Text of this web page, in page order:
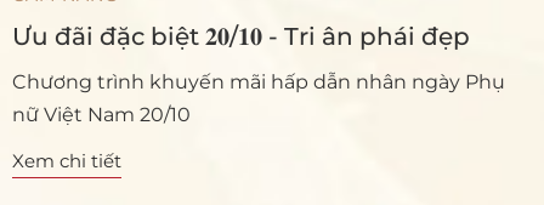
Ưu đãi đặc biệt 𝟐𝟎/𝟏𝟎 - Tri ân phái đẹp
Chương trình khuyến mãi hấp dẫn nhân ngày Phụ
nữ Việt Nam 20/10
Xem chi tiết